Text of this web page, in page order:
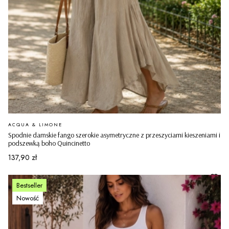
Spodnie damskie fango szerokie asymetryczne z przeszyciami kieszeniami i
podszewką boho Quincinetto
PRODUCENT
ACQUA & LIMONE
Cena
137,90 zł
Bestseller
Nowość